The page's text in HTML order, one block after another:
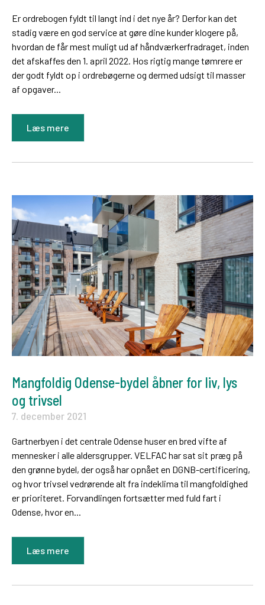
Er ordrebogen fyldt til langt ind i det nye år? Derfor kan det
stadig være en god service at gøre dine kunder klogere på,
hvordan de får mest muligt ud af håndværkerfradraget, inden
det afskaffes den 1. april 2022. Hos rigtig mange tømrere er
der godt fyldt op i ordrebøgerne og dermed udsigt til masser
af opgaver...
Læs mere
Mangfoldig Odense-bydel åbner for liv, lys
og trivsel
7. december 2021
Gartnerbyen i det centrale Odense huser en bred vifte af
mennesker i alle aldersgrupper. VELFAC har sat sit præg på
den grønne bydel, der også har opnået en DGNB-certificering,
og hvor trivsel vedrørende alt fra indeklima til mangfoldighed
er prioriteret. Forvandlingen fortsætter med fuld fart i
Odense, hvor en...
Læs mere